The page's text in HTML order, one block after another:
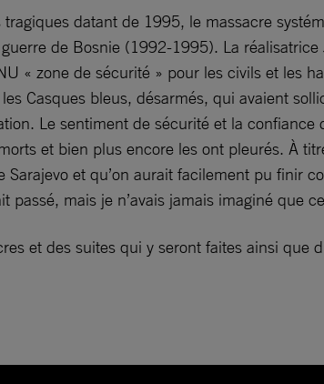
datant de 1995, le massacre
de Bosnie (1992-1995). La réalisatrice
« zone de sécurité » pour les civils et les
Casques bleus, désarmés, qui avaient
Le sentiment de sécurité et la confiance
et bien plus encore les ont pleurés. À
et qu’on aurait facilement pu finir
passé, mais je n’avais jamais imaginé que
et des suites qui y seront faites ainsi que